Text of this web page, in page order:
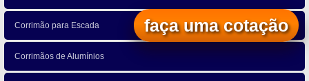
Corrimão para Escada
Corrimãos de Alumínios
faça uma cotação